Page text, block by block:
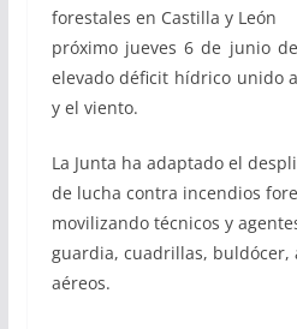
forestales en Castilla y
próximo jueves 6 de junio
elevado déficit hídrico unido
y el viento.
La Junta ha adaptado el
de lucha contra incendios
movilizando técnicos y
guardia, cuadrillas, buldócer,
aéreos.